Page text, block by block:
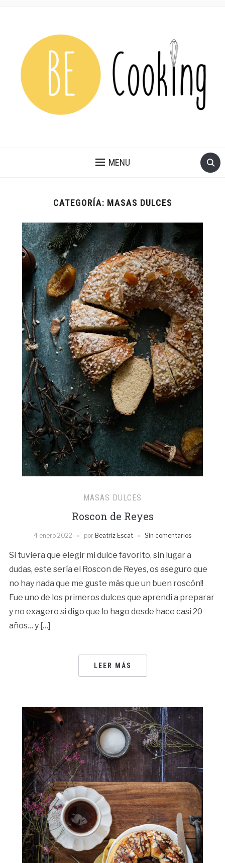
MENU
CATEGORÍA: MASAS DULCES
MASAS DULCES
Roscon de Reyes
4 enero 2022 por Beatriz Escat Sin comentarios
Si tuviera que elegir mi dulce favorito, sin lugar a
dudas, este sería el Roscon de Reyes, os aseguro que
no hay nada que me guste más que un buen roscón!!
Fue uno de los primeros dulces que aprendi a preparar
y no exagero si digo que lo hago desde hace casi 20
años… y […]
LEER MÁS